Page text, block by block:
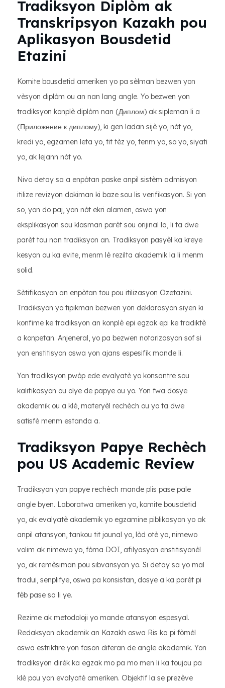
Tradiksyon Diplòm ak
Transkripsyon Kazakh pou
Aplikasyon Bousdetid
Etazini
Komite bousdetid ameriken yo pa sèlman bezwen yon
vèsyon diplòm ou an nan lang angle. Yo bezwen yon
tradiksyon konplè diplòm nan (Диплом) ak sipleman li a
(Приложение к диплому), ki gen ladan sijè yo, nòt yo,
kredi yo, egzamen leta yo, tit tèz yo, tenm yo, so yo, siyati
yo, ak lejann nòt yo.
Nivo detay sa a enpòtan paske anpil sistèm admisyon
itilize revizyon dokiman ki baze sou lis verifikasyon. Si yon
so, yon do paj, yon nòt ekri alamen, oswa yon
eksplikasyon sou klasman parèt sou orijinal la, li ta dwe
parèt tou nan tradiksyon an. Tradiksyon pasyèl ka kreye
kesyon ou ka evite, menm lè rezilta akademik la li menm
solid.
Sètifikasyon an enpòtan tou pou itilizasyon Ozetazini.
Tradiksyon yo tipikman bezwen yon deklarasyon siyen ki
konfime ke tradiksyon an konplè epi egzak epi ke tradiktè
a konpetan. Anjeneral, yo pa bezwen notarizasyon sof si
yon enstitisyon oswa yon ajans espesifik mande li.
Yon tradiksyon pwòp ede evalyatè yo konsantre sou
kalifikasyon ou olye de papye ou yo. Yon fwa dosye
akademik ou a klè, materyèl rechèch ou yo ta dwe
satisfè menm estanda a.
Tradiksyon Papye Rechèch
pou US Academic Review
Tradiksyon yon papye rechèch mande plis pase pale
angle byen. Laboratwa ameriken yo, komite bousdetid
yo, ak evalyatè akademik yo egzamine piblikasyon yo ak
anpil atansyon, tankou tit jounal yo, lòd otè yo, nimewo
volim ak nimewo yo, fòma DOI, afilyasyon enstitisyonèl
yo, ak remèsiman pou sibvansyon yo. Si detay sa yo mal
tradui, senplifye, oswa pa konsistan, dosye a ka parèt pi
fèb pase sa li ye.
Rezime ak metodoloji yo mande atansyon espesyal.
Redaksyon akademik an Kazakh oswa Ris ka pi fòmèl
oswa estriktire yon fason diferan de angle akademik. Yon
tradiksyon dirèk ka egzak mo pa mo men li ka toujou pa
klè pou yon evalyatè ameriken. Objektif la se prezève